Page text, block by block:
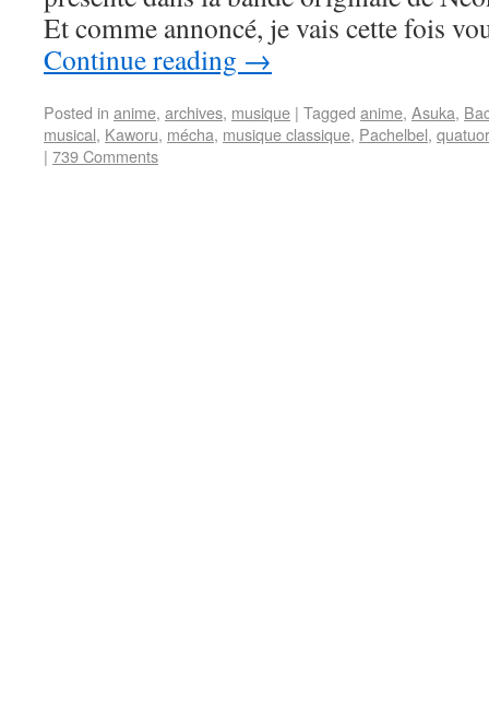
Et comme annoncé, je vais cette fois
Continue reading →
Posted in anime, archives, musique | Tagged anime, Asuka,
musical, Kaworu, mécha, musique classique, Pachelbel, quatuor
| 739 Comments